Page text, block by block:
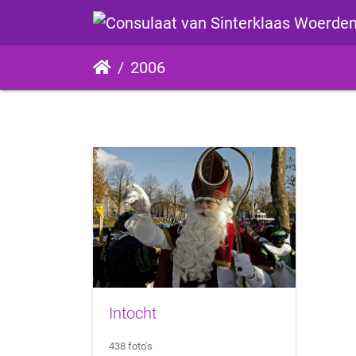
2006
Intocht
438 foto's